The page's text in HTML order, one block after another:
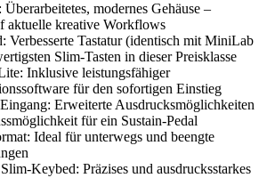
modernes Gehäuse –
aktuelle kreative Workflows
Verbesserte Tastatur (identisch mit MiniLab
Slim-Tasten in dieser Preisklasse
Inklusive leistungsfähiger
für den sofortigen Einstieg
Erweiterte Ausdrucksmöglichkeiten
für ein Sustain-Pedal
Ideal für unterwegs und beengte
Keybed: Präzises und ausdrucksstarkes